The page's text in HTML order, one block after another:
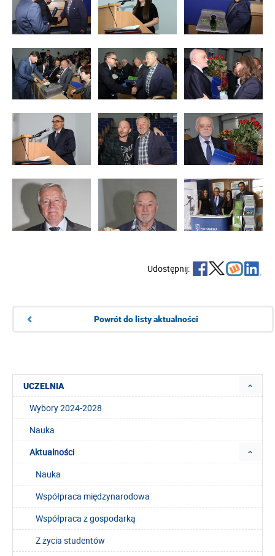
Udostępnij:
Powrót do listy aktualności
UCZELNIA
Wybory 2024-2028
Nauka
Aktualności
Nauka
Współpraca międzynarodowa
Współpraca z gospodarką
Z życia studentów